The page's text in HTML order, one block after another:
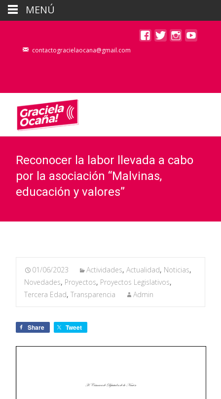
contactogracielaocana@gmail.com
Reconocer la labor llevada a cabo
por la asociación “Malvinas,
educación y valores”
01/06/2023 Actividades, Actualidad, Noticias,
Novedades, Proyectos, Proyectos Legislativos,
Tercera Edad, Transparencia Admin
Share Tweet
MENÚ